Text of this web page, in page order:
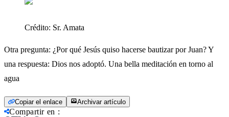
Crédito: Sr. Amata
Otra pregunta: ¿Por qué Jesús quiso hacerse bautizar por Juan? Y
una respuesta: Dios nos adoptó. Una bella meditación en torno al
agua
Copiar el enlace Archivar artículo
Compartir en :